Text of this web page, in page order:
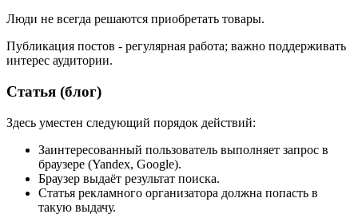
Люди не всегда решаются приобретать товары.
Публикация постов - регулярная работа; важно поддерживать
интерес аудитории.
Статья (блог)
Здесь уместен следующий порядок действий:
Заинтересованный пользователь выполняет запрос в
браузере (Yandex, Google).
Браузер выдаёт результат поиска.
Статья рекламного организатора должна попасть в
такую выдачу.